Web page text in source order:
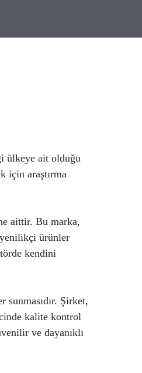
ülkeye ait olduğu
için araştırma
aittir. Bu marka,
yenilikçi ürünler
kendini
sunmasıdır. Şirket,
kalite kontrol
ve dayanıklı